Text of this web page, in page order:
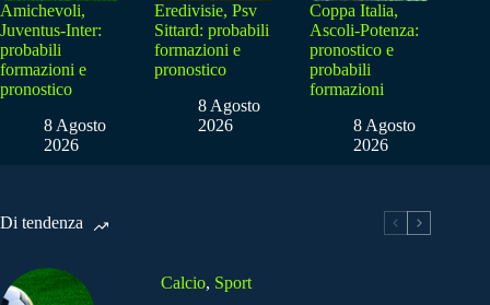
Amichevoli,
Juventus-Inter:
probabili
formazioni e
pronostico
8 Agosto
2026
Eredivisie, Psv
Sittard: probabili
formazioni e
pronostico
8 Agosto
2026
Coppa Italia,
Ascoli-Potenza:
pronostico e
probabili
formazioni
8 Agosto
2026
Di tendenza
Calcio, Sport